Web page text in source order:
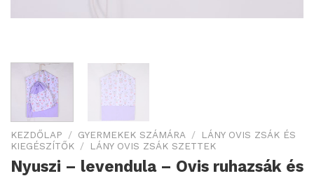
KEZDŐLAP / GYERMEKEK SZÁMÁRA /
LÁNY OVIS ZSÁK ÉS
KIEGÉSZÍTŐK / LÁNY OVIS ZSÁK SZETTEK
Nyuszi – levendula – Ovis ruhazsák és